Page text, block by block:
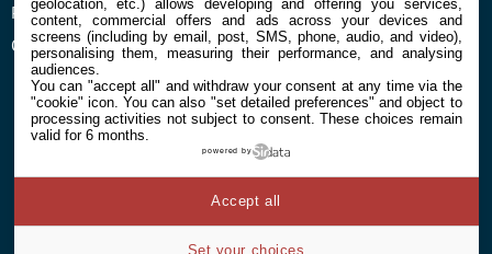
Préférences Cookies
Qui sommes nous
geolocation, etc.) allows developing and offering you services,
content, commercial offers and ads across your devices and
screens (including by email, post, SMS, phone, audio, and video),
personalising them, measuring their performance, and analysing
audiences.
You can "accept all" and withdraw your consent at any time via the
"cookie" icon. You can also "set detailed preferences" and object to
processing activities not subject to consent. These choices remain
valid for 6 months.
powered by
Set your choices
Accept all